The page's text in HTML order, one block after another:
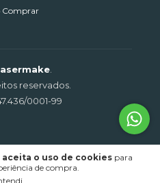
aceita o uso de cookiespara
de compra.
Comprar
reservados.
0001-99